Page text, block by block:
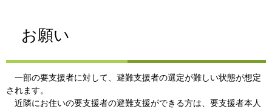
お願い
一部の要支援者に対して、避難支援者の選定が難しい状態が想定
されます。
近隣にお住いの要支援者の避難支援ができる方は、要支援者本人